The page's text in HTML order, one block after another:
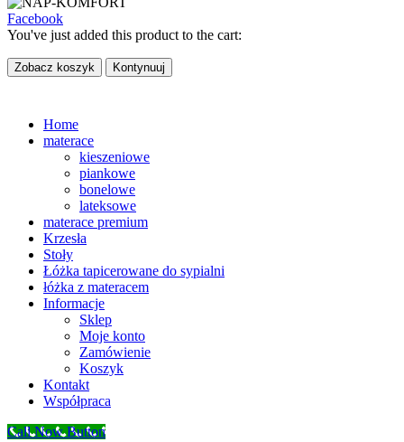
Facebook
You've just added this product to the cart:
Zobacz koszyk Kontynuuj
Home
materace
kieszeniowe
piankowe
bonelowe
lateksowe
materace premium
Krzesła
Stoły
Łóżka tapicerowane do sypialni
łóżka z materacem
Informacje
Sklep
Moje konto
Zamówienie
Koszyk
Kontakt
Współpraca
Call Now Button